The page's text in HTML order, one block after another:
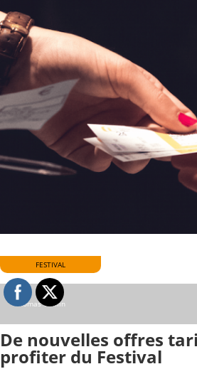
Thomas Guillin
FESTIVAL
De nouvelles offres
profiter du Festival